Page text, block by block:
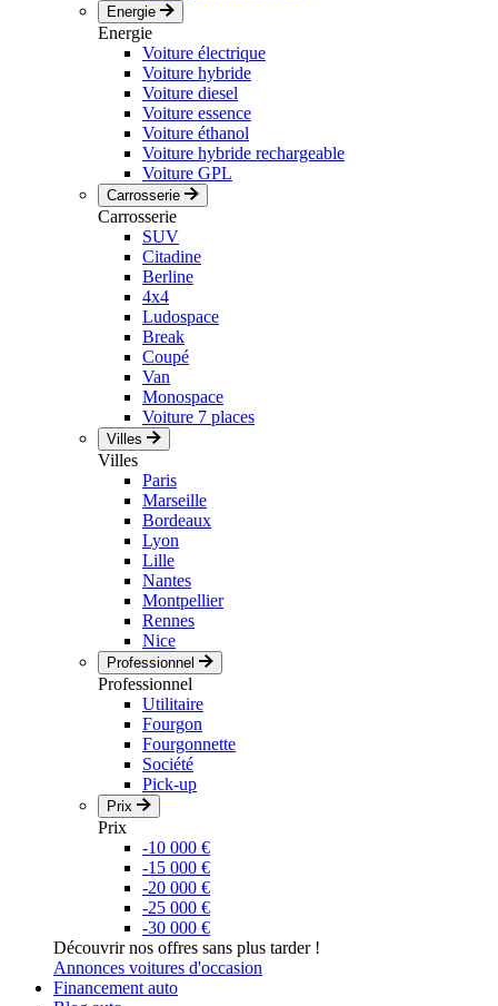
Energie
Energie
Voiture électrique
Voiture hybride
Voiture diesel
Voiture essence
Voiture éthanol
Voiture hybride rechargeable
Voiture GPL
Carrosserie
Carrosserie
SUV
Citadine
Berline
4x4
Ludospace
Break
Coupé
Van
Monospace
Voiture 7 places
Villes
Villes
Paris
Marseille
Bordeaux
Lyon
Lille
Nantes
Montpellier
Rennes
Nice
Professionnel
Professionnel
Utilitaire
Fourgon
Fourgonnette
Société
Pick-up
Prix
Prix
-10 000 €
-15 000 €
-20 000 €
-25 000 €
-30 000 €
Découvrir nos offres sans plus tarder !
Annonces voitures d'occasion
Financement auto